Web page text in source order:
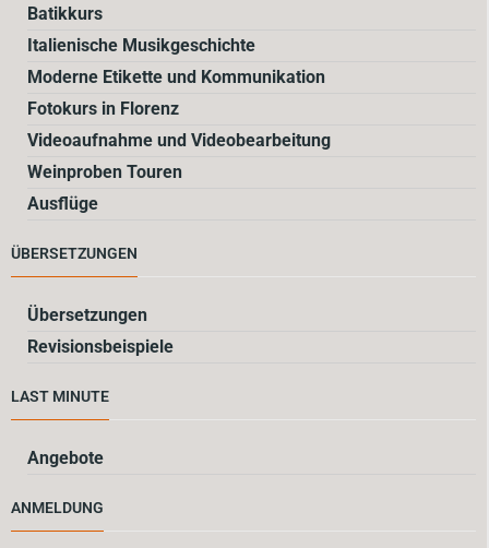
Batikkurs
Italienische Musikgeschichte
Moderne Etikette und Kommunikation
Fotokurs in Florenz
Videoaufnahme und Videobearbeitung
Weinproben Touren
Ausflüge
ÜBERSETZUNGEN
Übersetzungen
Revisionsbeispiele
LAST MINUTE
Angebote
ANMELDUNG